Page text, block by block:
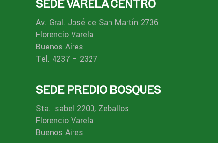
SEDE VARELA CENTRO
Av. Gral. José de San Martín 2736
Florencio Varela
Buenos Aires
Tel. 4237 – 2327
SEDE PREDIO BOSQUES
Sta. Isabel 2200, Zeballos
Florencio Varela
Buenos Aires